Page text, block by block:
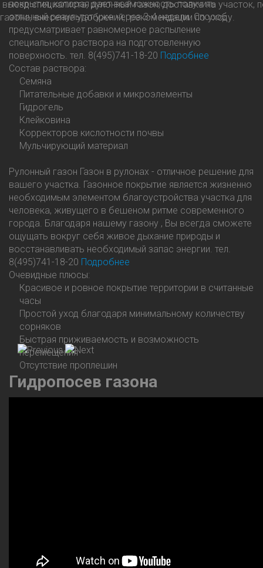
выезд специалиста, рулонный газон, доставка на участок,
газона, внесение удобрений, рекомендации по уходу.
покрытия, которая дает возможность получить
отличный результат уже через 3-4 недели. Способ
предусматривает равномерное распыление
специального раствора на подготовленную
поверхность. тел. 8(495)741-18-20 Подробнее
Состав раствора:
Семяна
Питательные добавки и микроэлементы
Гидрогель
Клейковина
Корректоров кислотности почвы
Мульчирующий материал
Рулонный газон Газон в рулонах - отличное решение для
вашего участка. Газонное покрытие является жизненно
необходимым элементом благоустройства участка для
человека, живущего в бешеном ритме современного
города. Благодаря нашему газону , Вы всегда сможете
ощущать вокруг себя живое дыхание природы и
восстанавливать необходимый запас энергии. тел.
8(495)741-18-20 Подробнее
Очевидные плюсы:
Красивое и ровное покрытие территории в считанные
часы
Простой уход благодаря минимальному количеству
сорняков
Быстрая приживаемость и возможность
перемещения
Отсутствие проплешин
Гидропосев газона